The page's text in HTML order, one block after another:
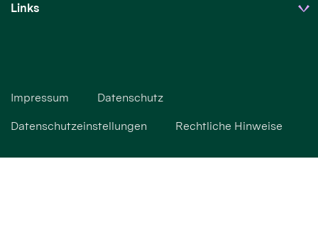
Links
Impressum Datenschutz
Datenschutzeinstellungen Rechtliche Hinweise